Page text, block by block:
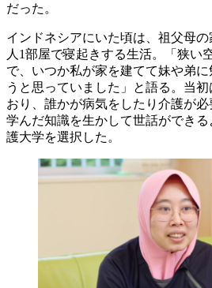
だった。
インドネシアにいた頃は、祖父母
人1部屋で寝起きする生活。「狭い
で、いつか私が家を建てて妹や弟
うと思っていました」と語る。当
おり、誰かが病気をしたり介護が必
学んだ知識を生かして世話ができ
護大学を選択した。